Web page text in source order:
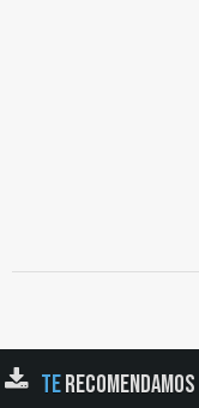
TERECOMENDAMOS